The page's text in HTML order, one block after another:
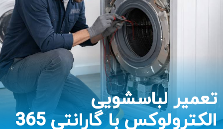
تعمیر لباسشویی
الکترولوکس با گارانتی 365